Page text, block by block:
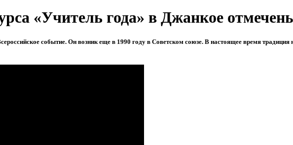
«Учитель года» в Джанкое
событие. Он возник еще в 1990 году в Советском союзе. В настоящее время традиция